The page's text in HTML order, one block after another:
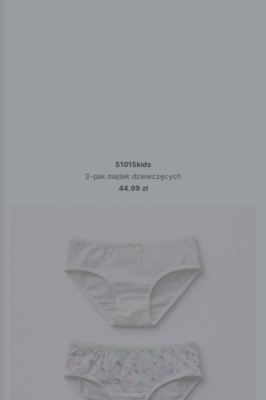
51015kids
3-pak majtek dziewczęcych
44.99 zł